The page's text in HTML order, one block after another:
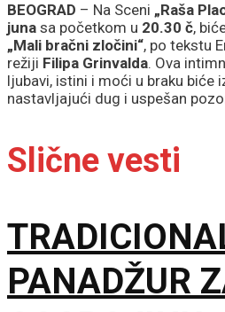
BEOGRAD – Na Sceni „Raša
juna sa početkom u 20.30 č,
„Mali bračni zločini“, po tekstu
režiji Filipa Grinvalda. Ova
ljubavi, istini i moći u braku biće
nastavljajući dug i uspešan
Slične vesti
PANADŽUR